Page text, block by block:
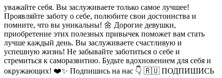
уважайте себя. Вы заслуживаете только самое лучшее!
Проявляйте заботу о себе, полюбите свои достоинства и
помните, что вы уникальны! 🌼 Дорогие девушки,
приобретение этих полезных привычек поможет вам стать
лучше каждый день. Вы заслуживаете счастливую и
успешную жизнь! Не забывайте заботиться о себе и
стремиться к саморазвитию. Будьте вдохновением для себя и
окружающих! ❤️✨ Подпишись на нас 👇 🇷🇺 ПОДПИШИСЬ